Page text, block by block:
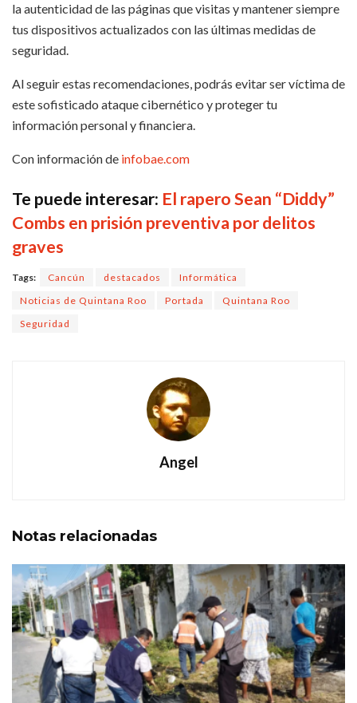
la autenticidad de las páginas que visitas y mantener siempre
tus dispositivos actualizados con las últimas medidas de
seguridad.
Al seguir estas recomendaciones, podrás evitar ser víctima de
este sofisticado ataque cibernético y proteger tu
información personal y financiera.
Con información de infobae.com
Te puede interesar: El rapero Sean “Diddy”
Combs en prisión preventiva por delitos
graves
Tags: Cancún destacados
Informática
Noticias de Quintana Roo
Portada
Quintana Roo
Seguridad
Angel
Notas relacionadas